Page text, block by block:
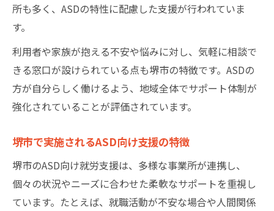
所も多く、ASDの特性に配慮した支援が行われていま
す。
利用者や家族が抱える不安や悩みに対し、気軽に相談で
きる窓口が設けられている点も堺市の特徴です。ASDの
方が自分らしく働けるよう、地域全体でサポート体制が
強化されていることが評価されています。
堺市で実施されるASD向け支援の特徴
堺市のASD向け就労支援は、多様な事業所が連携し、
個々の状況やニーズに合わせた柔軟なサポートを重視し
ています。たとえば、就職活動が不安な場合や人間関係